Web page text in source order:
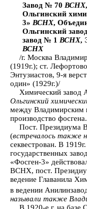
Завод № 70 ВСНХ
Ольгинский
3» ВСНХ,
Ольгинский
завод № 1 ВСНХ,
ВСНХ
/г. Москва
(1919г.); ст.
Энтузиастов, 9-я
один» (1929г.)/
Химический завод
Ольгинский
между Владимирским
производство фосгена.
Пост. Президиума
(встречалось также
секвестрован. В
государственных
«Фосген-3»
ВСНХ, пост.
ведение Главанила
в ведении
называли также